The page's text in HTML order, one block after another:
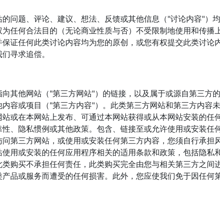
问题、评论、建议、想法、反馈或其他信息（"讨论内容"）
任何合法目的（无论商业性质与否）不受限制地使用和传
证任何此类讨论内容均为您的原创，或您有权提交此类讨
寻求追偿。
其他网站（"第三方网站"）的链接，以及属于或源自第三方
容或项目（"第三方内容"）。此类第三方网站和第三方内容
或在本网站上发布、可通过本网站获得或从本网站安装的
、隐私惯例或其他政策。包含、链接至或允许使用或安装
第三方网站，或使用或安装任何第三方内容，您须自行承
用或安装的任何应用程序相关的适用条款和政策，包括隐
购买不承担任何责任，此类购买完全由您与相关第三方之
品或服务而遭受的任何损害。此外，您应使我们免于因任